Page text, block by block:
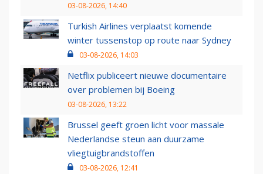
03-08-2026, 14:40
Turkish Airlines verplaatst komende
winter tussenstop op route naar Sydney
03-08-2026, 14:03
Netflix publiceert nieuwe documentaire
over problemen bij Boeing
03-08-2026, 13:22
Brussel geeft groen licht voor massale
Nederlandse steun aan duurzame
vliegtuigbrandstoffen
03-08-2026, 12:41